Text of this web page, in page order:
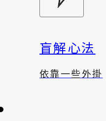
盲解心法
依靠一些外掛